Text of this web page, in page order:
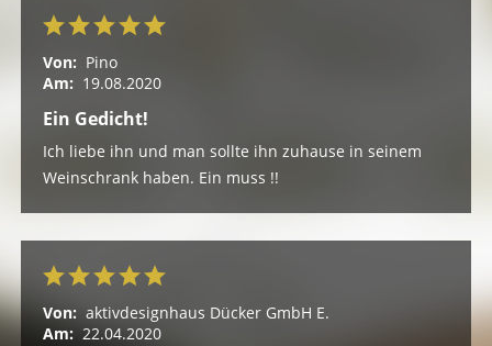
Von: Pino
Am: 19.08.2020
Ein Gedicht!
Ich liebe ihn und man sollte ihn zuhause in seinem
Weinschrank haben. Ein muss !!
Von: aktivdesignhaus Dücker GmbH E.
Am: 22.04.2020